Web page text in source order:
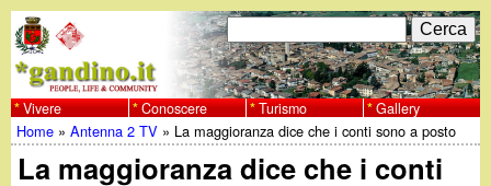
al
contenuto
principale
w
F
o
r
C
e
r
c
a
Vivere Conoscere Turismo Gallery
Tu
Home »Antenna 2 TV » La maggioranza dice che i conti sono a posto
La maggioranza dice che i conti